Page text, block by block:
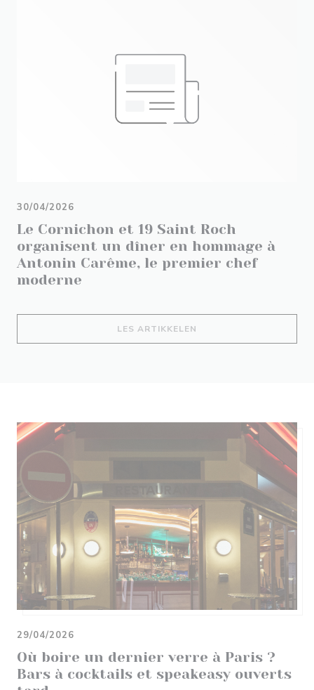
Le Cornichon et 19 Saint Roch
organisent un dîner en hommage à
Antonin Carême, le premier chef
moderne
30/04/2026
LES ARTIKKELEN
Où boire un dernier verre à Paris ?
Bars à cocktails et speakeasy ouverts
29/04/2026